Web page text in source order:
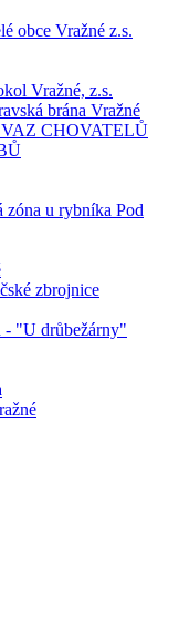
obce Vražné z.s.
Vražné, z.s.
brána Vražné
CHOVATELŮ
zóna u rybníka Pod
zbrojnice
- "U drůbežárny"